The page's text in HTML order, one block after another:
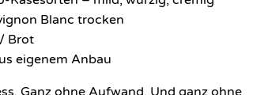
Blanc trocken
Brot
eigenem Anbau
Ganz ohne Aufwand. Und ganz ohne